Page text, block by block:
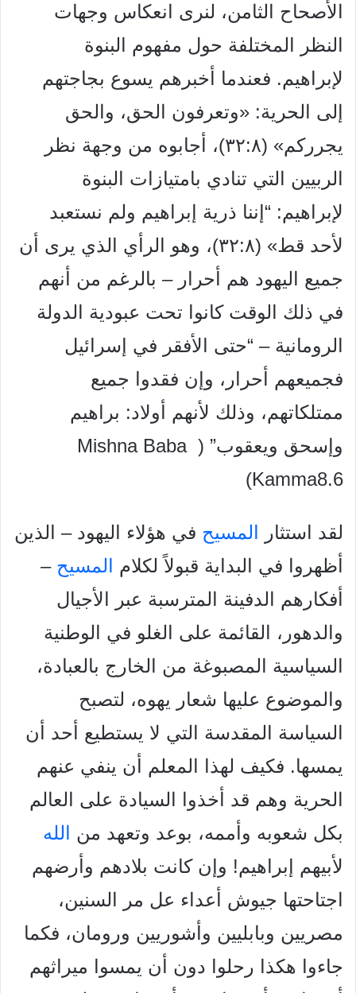
الأصحاح الثامن، لنرى انعكاس وجهات
النظر المختلفة حول مفهوم البنوة
لإبراهيم. فعندما أخبرهم يسوع بجاجتهم
إلى الحرية: «وتعرفون الحق، والحق
يجرركم» (٣٢:٨)، أجابوه من وجهة نظر
الربيين التي تنادي بامتيازات البنوة
لإبراهيم: “إننا ذرية إبراهيم ولم نستعبد
لأحد قط» (٣٢:٨)، وهو الرأي الذي يرى أن
جميع اليهود هم أحرار – بالرغم من أنهم
في ذلك الوقت كانوا تحت عبودية الدولة
الرومانية – “حتى الأفقر في إسرائيل
فجميعهم أحرار، وإن فقدوا جميع
ممتلكاتهم، وذلك لأنهم أولاد: براهيم
وإسحق ويعقوب” ( Mishna Baba
Kamma8.6)
لقد استثار المسيح في هؤلاء اليهود – الذين
أظهروا في البداية قبولاً لكلام
المسيح –
أفكارهم الدفينة المترسبة عبر الأجيال
والدهور، القائمة على الغلو في الوطنية
السياسية المصبوغة من الخارج بالعبادة،
والموضوع عليها شعار يهوه، لتصبح
السياسة المقدسة التي لا يستطيع أحد أن
يمسها. فكيف لهذا المعلم أن ينفي عنهم
الحرية وهم قد أخذوا السيادة على العالم
بكل شعوبه وأممه، بوعد وتعهد من
الله
لأبيهم إبراهيم! وإن كانت بلادهم وأرضهم
اجتاحتها جيوش أعداء عل مر السنين،
مصريين وبابليين وأشوريين ورومان، فكما
جاءوا هكذا رحلوا دون أن يمسوا ميراثهم